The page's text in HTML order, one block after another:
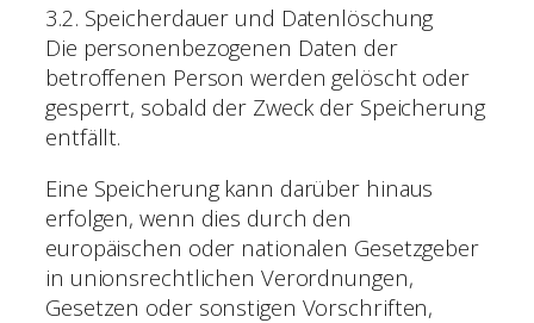
3.2. Speicherdauer und Datenlöschung
Die personenbezogenen Daten der
betroffenen Person werden gelöscht oder
gesperrt, sobald der Zweck der Speicherung
entfällt.
Eine Speicherung kann darüber hinaus
erfolgen, wenn dies durch den
europäischen oder nationalen Gesetzgeber
in unionsrechtlichen Verordnungen,
Gesetzen oder sonstigen Vorschriften,